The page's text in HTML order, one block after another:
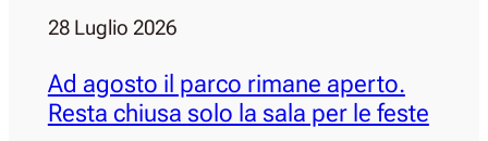
28 Luglio 2026
Ad agosto il parco rimane aperto.
Resta chiusa solo la sala per le feste